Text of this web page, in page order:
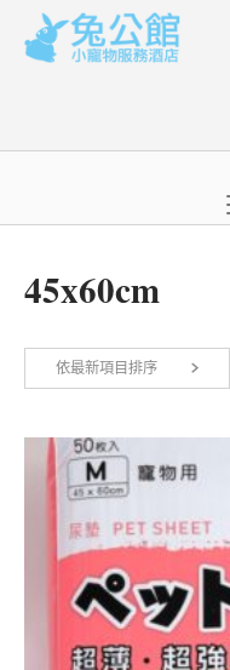
content
45x60cm
依最新項目排序